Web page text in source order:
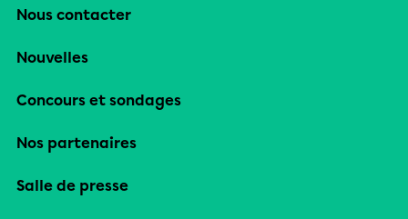
Nous contacter
Nouvelles
Concours et sondages
Nos partenaires
Salle de presse